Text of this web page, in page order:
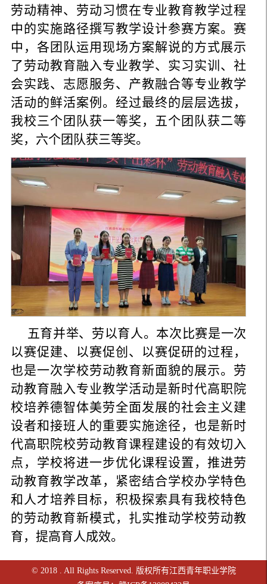
劳动精神、劳动习惯在专业教育教学过程
中的实施路径撰写教学设计参赛方案。赛
中，各团队运用现场方案解说的方式展示
了劳动教育融入专业教学、实习实训、社
会实践、志愿服务、产教融合等专业教学
活动的鲜活案例。经过最终的层层选拔，
我校三个团队获一等奖，五个团队获二等
奖，六个团队获三等奖。
五育并举、劳以育人。本次比赛是一次
以赛促建、以赛促创、以赛促研的过程，
也是一次学校劳动教育新面貌的展示。劳
动教育融入专业教学活动是新时代高职院
校培养德智体美劳全面发展的社会主义建
设者和接班人的重要实施途径，也是新时
代高职院校劳动教育课程建设的有效切入
点，学校将进一步优化课程设置，推进劳
动教育教学改革，紧密结合学校办学特色
和人才培养目标，积极探索具有我校特色
的劳动教育新模式，扎实推动学校劳动教
育，提高育人成效。
© 2018 . All Rights Reserved. 版权所有江西青年职业学院